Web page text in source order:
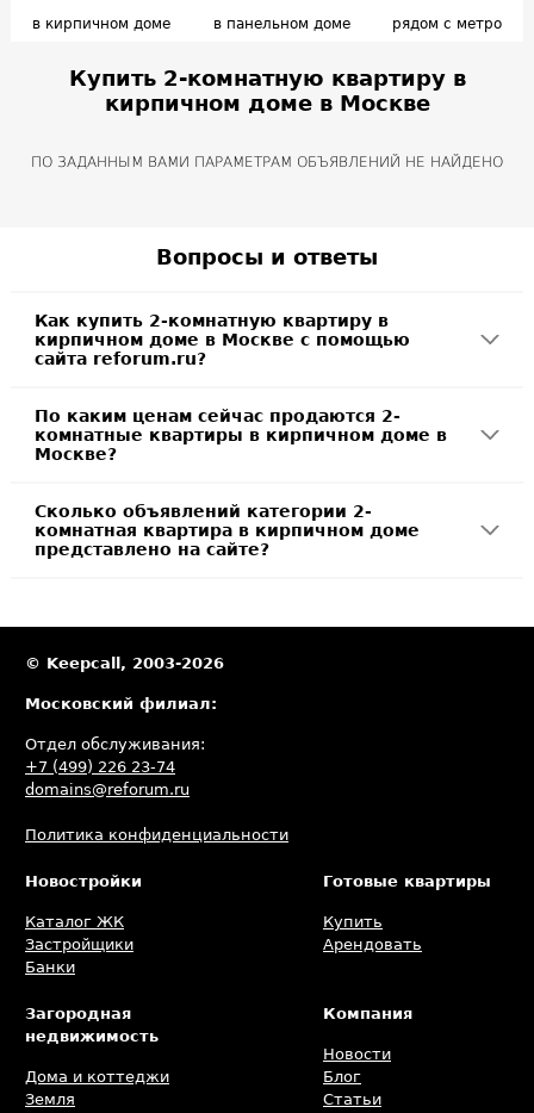
в кирпичном доме в панельном доме рядом с метро
Купить 2-комнатную квартиру в
кирпичном доме в Москве
ПО ЗАДАННЫМ ВАМИ ПАРАМЕТРАМ ОБЪЯВЛЕНИЙ НЕ НАЙДЕНО
Вопросы и ответы
Как купить 2-комнатную квартиру в
кирпичном доме в Москве с помощью
сайта reforum.ru?
По каким ценам сейчас продаются 2-
комнатные квартиры в кирпичном доме в
Москве?
Сколько объявлений категории 2-
комнатная квартира в кирпичном доме
представлено на сайте?
© Keepcall, 2003-2026
Московский филиал:
Отдел обслуживания:
+7 (499) 226 23-74
domains@reforum.ru
Политика конфиденциальности
Новостройки
Каталог ЖК
Застройщики
Банки
Готовые квартиры
Купить
Арендовать
Загородная
недвижимость
Дома и коттеджи
Земля
Компания
Новости
Блог
Статьи